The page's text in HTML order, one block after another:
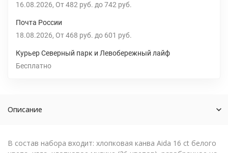
16.08.2026 От 482 руб. до 742 руб.
Почта России
18.08.2026 От 468 руб. до 601 руб.
Курьер Северный парк и Левобережный лайф
Бесплатно
Описание
В состав набора входит: хлопковая канва Aida 16 ct белого